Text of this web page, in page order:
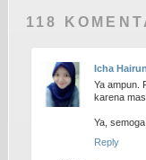
118
Icha
Ya ampun.
karena
Ya,
Reply